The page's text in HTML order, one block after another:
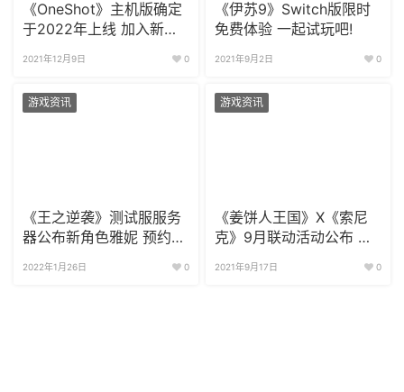
《OneShot》主机版确定
于2022年上线 加入新内
2021年12月9日 0
《伊苏9》Switch版限时
免费体验 一起试玩吧!
2021年9月2日 0
游戏资讯
《王之逆袭》测试服服务
器公布新角色雅妮 预约福
2022年1月26日 0
游戏资讯
《姜饼人王国》X《索尼
克》9月联动活动公布 限
2021年9月17日 0